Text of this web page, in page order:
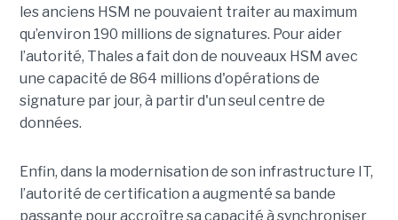
les anciens HSM ne pouvaient traiter au maximum
qu’environ 190 millions de signatures. Pour aider
l’autorité, Thales a fait don de nouveaux HSM avec
une capacité de 864 millions d'opérations de
signature par jour, à partir d'un seul centre de
données.
Enfin, dans la modernisation de son infrastructure IT,
l’autorité de certification a augmenté sa bande
passante pour accroître sa capacité à synchroniser